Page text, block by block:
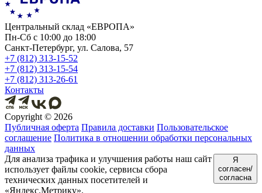
Центральный склад «ЕВРОПА»
Пн-Сб с 10:00 до 18:00
Санкт-Петербург, ул. Салова, 57
+7 (812) 313-15-52
+7 (812) 313-15-54
+7 (812) 313-26-61
Контакты
Copyright © 2026
Публичная оферта Правила доставки Пользовательское
соглашение Политика в отношении обработки персональных
данных
Для анализа трафика и улучшения работы наш сайт
использует файлы cookie, сервисы сбора
технических данных посетителей и
«Яндекс.Метрику».
Я
согласен/
согласна